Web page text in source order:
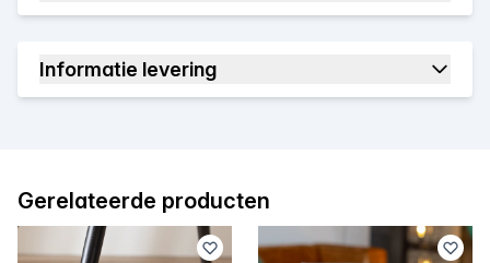
Informatie levering
Gerelateerde producten